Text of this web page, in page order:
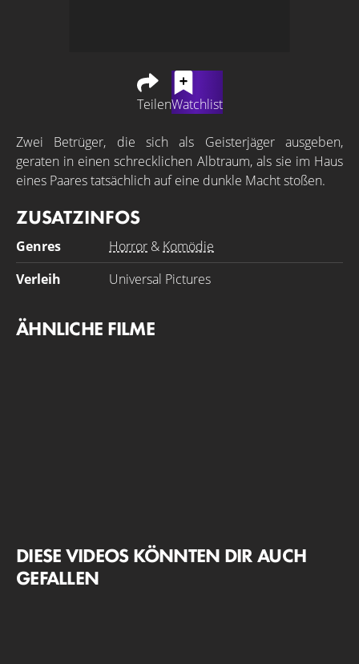
TeilenWatchlist
Zwei Betrüger, die sich als Geisterjäger ausgeben,
geraten in einen schrecklichen Albtraum, als sie im Haus
eines Paares tatsächlich auf eine dunkle Macht stoßen.
ZUSATZINFOS
Genres Horror & Komödie
Verleih
Universal Pictures
ÄHNLICHE FILME
DIESE VIDEOS KÖNNTEN DIR AUCH
GEFALLEN